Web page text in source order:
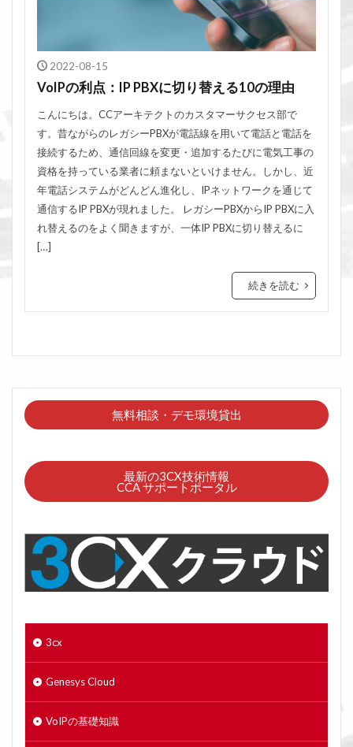
2022-08-15
VoIPの利点：IP PBXに切り替える10の理由
こんにちは。CCアーキテクトのカスタマーサクセス部で
す。昔ながらのレガシーPBXが電話線を用いて電話と電話を
接続するため、通信回線を変更・追加するたびに電気工事の
資格を持っている業者に頼まないといけません。しかし、近
年電話システムがどんどん進化し、IPネットワークを通じて
通信するIP PBXが現れました。 レガシーPBXからIP PBXに入
れ替えるのをよく聞きますが、一体IP PBXに切り替えるに
[…]
続きを読む
無料相談・デモ環境貸出
最新の3CX技術情報
CCA サポートポータル
3cx
Genesys Cloud
VoIPの基礎知識